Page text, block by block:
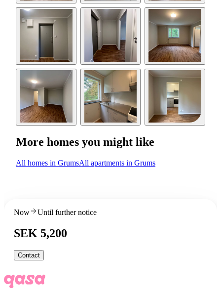
More homes you might like
All homes in GrumsAll apartments in Grums
Now Until further notice
SEK 5,200
Contact